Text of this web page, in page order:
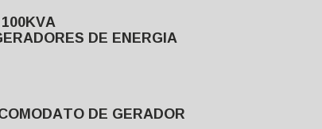
DE ENERGIA
COMODATO DE GERADOR